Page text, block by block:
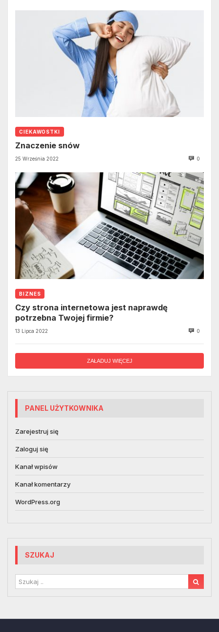
CIEKAWOSTKI
Znaczenie snów
25 Września 2022 0
BIZNES
Czy strona internetowa jest naprawdę
potrzebna Twojej firmie?
13 Lipca 2022 0
ZAŁADUJ WIĘCEJ
PANEL UŻYTKOWNIKA
Zarejestruj się
Zaloguj się
Kanał wpisów
Kanał komentarzy
WordPress.org
SZUKAJ